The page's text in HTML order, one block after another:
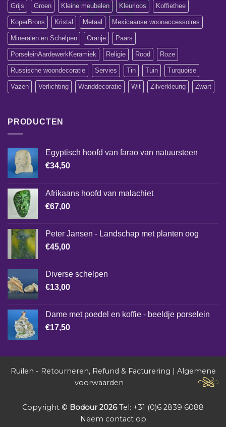
Grijs Groen Kleine meubelen Kleurloos Koffiethee
KoperBrons Kristal Metaal Mexicaanse woonaccessoires
Mineralen en Schelpen Oranje Paars
PorseleinAardewerkKeramiek Religie Rood Roze
Russische woondecoratie Servies Tin Tuin Turquoise
Vazen Verlichting Wanddecoratie Wit Zilverkleurig Zwart
PRODUCTEN
Egyptisch hoofd van farao van natuursteen
€34,50
Afrikaans hoofd van malachiet
€67,00
Peter Jansen - Landschap met planten oog
€45,00
Diverse schelpen
€13,00
Dame met poedel en koffie - beeldje porselein
€17,50
Ruilen - Retourneren, Refund & Facturering | Algemene
voorwaarden
Copyright © Bodour 2026Tel: +31 (0)6 2839 6088
Neem contact op